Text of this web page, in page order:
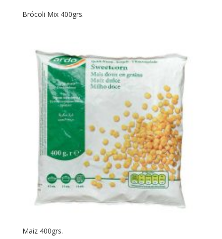
Brócoli Mix 400grs.
Maiz 400grs.